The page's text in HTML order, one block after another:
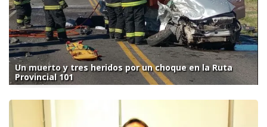
Un muerto y tres heridos por un choque en la Ruta
Provincial 101